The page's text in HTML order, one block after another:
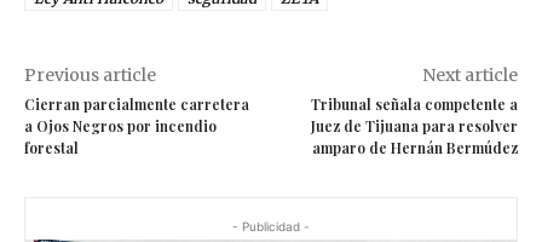
Previous article
Cierran parcialmente carretera
a Ojos Negros por incendio
forestal
Next article
Tribunal señala competente a
Juez de Tijuana para resolver
amparo de Hernán Bermúdez
- Publicidad -